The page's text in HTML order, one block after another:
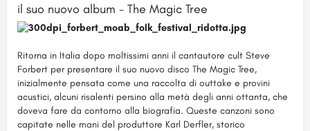
il suo nuovo album - The Magic Tree
Ritorna in Italia dopo moltissimi anni il cantautore cult Steve
Forbert per presentare il suo nuovo disco The Magic Tree,
inizialmente pensata come una raccolta di outtake e provini
acustici, alcuni risalenti persino alla metà degli anni ottanta, che
doveva fare da contorno alla biografia. Queste canzoni sono
capitate nelle mani del produttore Karl Derfler, storico